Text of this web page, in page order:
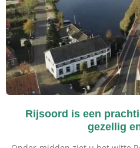
Rijsoord is een
gezellig